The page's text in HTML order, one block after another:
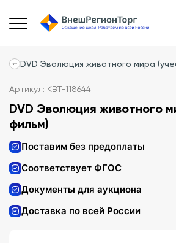
DVD Эволюция животного мира
Артикул: КВТ-118644
DVD Эволюция животного
фильм)
Поставим без предоплаты
Соответствует ФГОС
Документы для аукциона
Доставка по всей России